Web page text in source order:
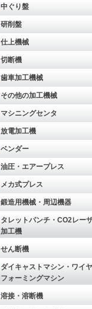
中ぐり盤
研削盤
仕上機械
切断機
歯車加工機械
その他の加工機械
マシニングセンタ
放電加工機
ベンダー
油圧・エアープレス
メカ式プレス
鍛造用機械・周辺機器
タレットパンチ・CO2レー
加工機
せん断機
ダイキャストマシン・ワイ
フォーミングマシン
溶接・溶断機